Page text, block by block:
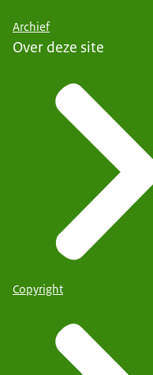
Archief
Over deze site
Copyright